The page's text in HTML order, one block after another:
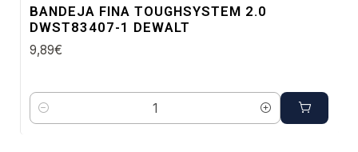
BANDEJA FINA TOUGHSYSTEM 2.0
DWST83407-1 DEWALT
9,89€
Quantidade